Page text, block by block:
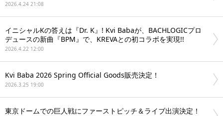
2026.4.24 21:08
イニシャルKの答えは『Dr. K』! Kvi Babaが、BACHLOGICプロ
デュースの新曲『BPM』で、KREVAとの初コラボを実現!!
2026.4.22 12:00
Kvi Baba 2026 Spring Official Goods販売決定！
2026.3.25 19:00
東京ドームでの巨人戦にファーストピッチ＆ライブ出演決定！